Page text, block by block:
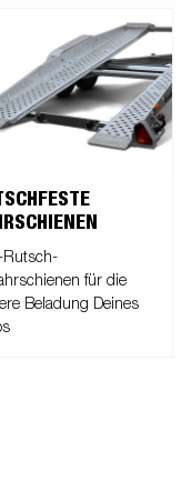
Rutsch-
für die
Beladung Deines